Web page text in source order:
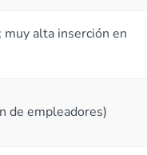
alta inserción en
de empleadores)